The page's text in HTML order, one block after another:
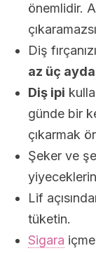
önemlidir.
Diş
az üç
Diş ipi
günde bir
çıkarmak
Şeker ve
Lif
tüketin.
Sigara